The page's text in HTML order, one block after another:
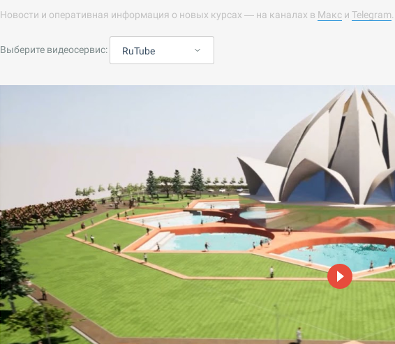
Новости и оперативная информация о новых курсах — на каналах в Макс и Telegram
Выберите видеосервис: RuTube